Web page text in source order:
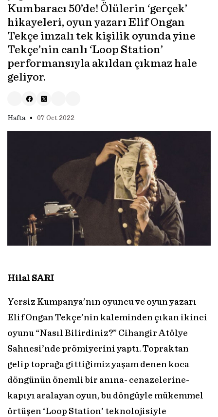
Kumbaracı 50’de! Ölülerin ‘gerçek’
hikayeleri, oyun yazarı Elif Ongan
Tekçe imzalı tek kişilik oyunda yine
Tekçe’nin canlı ‘Loop Station’
performansıyla akıldan çıkmaz hale
geliyor.
Hafta • 07 Oct 2022
Hilal SARI
Yersiz Kumpanya’nın oyuncu ve oyun yazarı
Elif Ongan Tekçe’nin kaleminden çıkan ikinci
oyunu “Nasıl Bilirdiniz?” Cihangir Atölye
Sahnesi’nde prömiyerini yaptı. Topraktan
gelip toprağa gittiğimiz yaşam denen koca
döngünün önemli bir anına- cenazelerine-
kapıyı aralayan oyun, bu döngüyle mükemmel
örtüşen ‘Loop Station’ teknolojisiyle